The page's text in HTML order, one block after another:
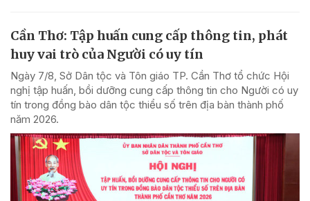
Cần Thơ: Tập huấn cung cấp thông tin, phát
huy vai trò của Người có uy tín
Ngày 7/8, Sở Dân tộc và Tôn giáo TP. Cần Thơ tổ chức Hội
nghị tập huấn, bồi dưỡng cung cấp thông tin cho Người có uy
tín trong đồng bào dân tộc thiểu số trên địa bàn thành phố
năm 2026.